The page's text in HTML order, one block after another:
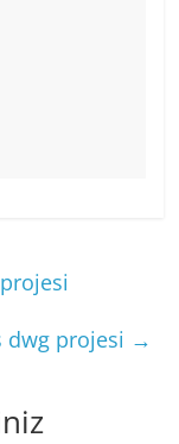
dwg projesi →